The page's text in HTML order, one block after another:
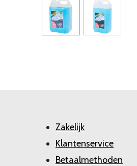
Zakelijk
Klantenservice
Betaalmethoden